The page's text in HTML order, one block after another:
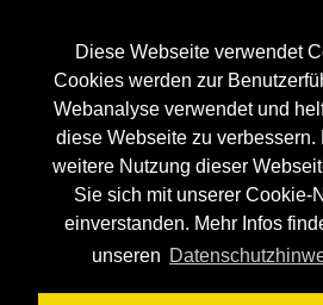
Diese Webseite verwendet
Cookies werden zur
Webanalyse verwendet und
diese Webseite zu verbessern.
weitere Nutzung dieser
Sie sich mit unserer Cookie-
einverstanden. Mehr Infos
unseren